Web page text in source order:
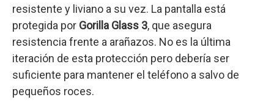
resistente y liviano a su vez. La pantalla está
protegida por Gorilla Glass 3, que asegura
resistencia frente a arañazos. No es la última
iteración de esta protección pero debería ser
suficiente para mantener el teléfono a salvo de
pequeños roces.